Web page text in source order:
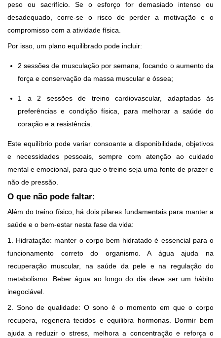
peso ou sacrifício. Se o esforço for demasiado intenso ou
desadequado, corre-se o risco de perder a motivação e o
compromisso com a atividade física.
Por isso, um plano equilibrado pode incluir:
2 sessões de musculação por semana, focando o aumento da
força e conservação da massa muscular e óssea;
1 a 2 sessões de treino cardiovascular, adaptadas às
preferências e condição física, para melhorar a saúde do
coração e a resistência.
Este equilíbrio pode variar consoante a disponibilidade, objetivos
e necessidades pessoais, sempre com atenção ao cuidado
mental e emocional, para que o treino seja uma fonte de prazer e
não de pressão.
O que não pode faltar:
Além do treino físico, há dois pilares fundamentais para manter a
saúde e o bem-estar nesta fase da vida:
1. Hidratação: manter o corpo bem hidratado é essencial para o
funcionamento correto do organismo. A água ajuda na
recuperação muscular, na saúde da pele e na regulação do
metabolismo. Beber água ao longo do dia deve ser um hábito
inegociável.
2. Sono de qualidade: O sono é o momento em que o corpo
recupera, regenera tecidos e equilibra hormonas. Dormir bem
ajuda a reduzir o stress, melhora a concentração e reforça o